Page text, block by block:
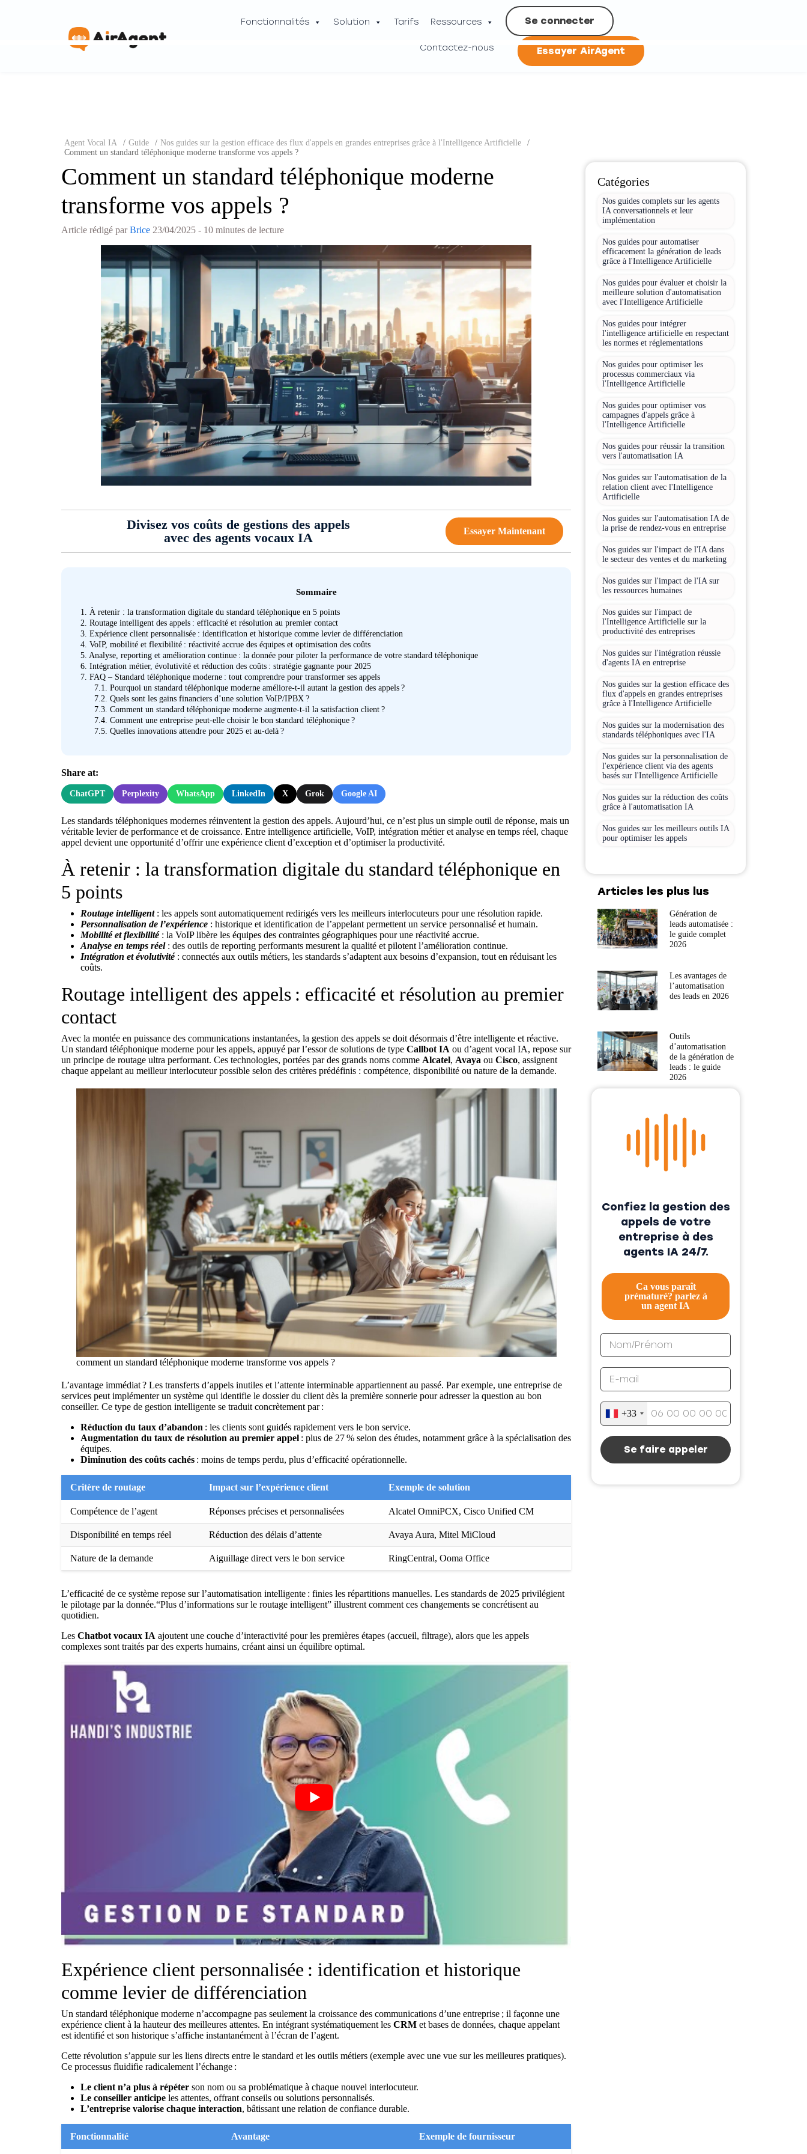
Fonctionnalités Solution Tarifs Ressources
Contactez-nous
Se connecter
Essayer AirAgent
Agent Vocal IA / Guide / Nos guides sur la gestion efficace des flux d'appels en grandes entreprises grâce à l'Intelligence Artificielle
/
Comment un standard téléphonique moderne transforme vos appels ?
Comment un standard téléphonique moderne
transforme vos appels ?
Article rédigé parBrice 23/04/2025 - 10 minutes de lecture
Divisez vos coûts de gestions des appels
avec des agents vocaux IA
Essayer Maintenant
Sommaire
1. À retenir : la transformation digitale du standard téléphonique en 5 points
2. Routage intelligent des appels : efficacité et résolution au premier contact
3. Expérience client personnalisée : identification et historique comme levier de différenciation
4. VoIP, mobilité et flexibilité : réactivité accrue des équipes et optimisation des coûts
5. Analyse, reporting et amélioration continue : la donnée pour piloter la performance de votre standard téléphonique
6. Intégration métier, évolutivité et réduction des coûts : stratégie gagnante pour 2025
7. FAQ – Standard téléphonique moderne : tout comprendre pour transformer ses appels
7.1. Pourquoi un standard téléphonique moderne améliore-t-il autant la gestion des appels ?
7.2. Quels sont les gains financiers d’une solution VoIP/IPBX ?
7.3. Comment un standard téléphonique moderne augmente-t-il la satisfaction client ?
7.4. Comment une entreprise peut-elle choisir le bon standard téléphonique ?
7.5. Quelles innovations attendre pour 2025 et au-delà ?
Share at:
ChatGPT Perplexity WhatsApp LinkedIn X Grok Google AI
Les standards téléphoniques modernes réinventent la gestion des appels. Aujourd’hui, ce n’est plus un simple outil de réponse, mais un
véritable levier de performance et de croissance. Entre intelligence artificielle, VoIP, intégration métier et analyse en temps réel, chaque
appel devient une opportunité d’offrir une expérience client d’exception et d’optimiser la productivité.
À retenir : la transformation digitale du standard téléphonique en
5 points
Routage intelligent: les appels sont automatiquement redirigés vers les meilleurs interlocuteurs pour une résolution rapide.
Personnalisation de l’expérience : historique et identification de l’appelant permettent un service personnalisé et humain.
Mobilité et flexibilité: la VoIP libère les équipes des contraintes géographiques pour une réactivité accrue.
Analyse en temps réel: des outils de reporting performants mesurent la qualité et pilotent l’amélioration continue.
Intégration et évolutivité: connectés aux outils métiers, les standards s’adaptent aux besoins d’expansion, tout en réduisant les
coûts.
Routage intelligent des appels : efficacité et résolution au premier
contact
Avec la montée en puissance des communications instantanées, la gestion des appels se doit désormais d’être intelligente et réactive.
Un standard téléphonique moderne pour les appels, appuyé par l’essor de solutions de type Callbot IA ou d’agent vocal IA, repose sur
un principe de routage ultra performant. Ces technologies, portées par des grands noms comme Alcatel, Avaya ou Cisco, assignent
chaque appelant au meilleur interlocuteur possible selon des critères prédéfinis : compétence, disponibilité ou nature de la demande.
comment un standard téléphonique moderne transforme vos appels ?
L’avantage immédiat ? Les transferts d’appels inutiles et l’attente interminable appartiennent au passé. Par exemple, une entreprise de
services peut implémenter un système qui identifie le dossier du client dès la première sonnerie pour adresser la question au bon
conseiller. Ce type de gestion intelligente se traduit concrètement par :
Réduction du taux d’abandon : les clients sont guidés rapidement vers le bon service.
Augmentation du taux de résolution au premier appel : plus de 27 % selon des études, notamment grâce à la spécialisation des
équipes.
Diminution des coûts cachés : moins de temps perdu, plus d’efficacité opérationnelle.
Critère de routage Impact sur l’expérience client Exemple de solution
Compétence de l’agent Réponses précises et personnalisées Alcatel OmniPCX, Cisco Unified CM
Disponibilité en temps réel Réduction des délais d’attente Avaya Aura, Mitel MiCloud
Nature de la demande Aiguillage direct vers le bon service RingCentral, Ooma Office
L’efficacité de ce système repose sur l’automatisation intelligente : finies les répartitions manuelles. Les standards de 2025 privilégient
le pilotage par la donnée.“Plus d’informations sur le routage intelligent” illustrent comment ces changements se concrétisent au
quotidien.
Les Chatbot vocaux IA ajoutent une couche d’interactivité pour les premières étapes (accueil, filtrage), alors que les appels
complexes sont traités par des experts humains, créant ainsi un équilibre optimal.
Expérience client personnalisée : identification et historique
comme levier de différenciation
Un standard téléphonique moderne n’accompagne pas seulement la croissance des communications d’une entreprise ; il façonne une
expérience client à la hauteur des meilleures attentes. En intégrant systématiquement les CRM et bases de données, chaque appelant
est identifié et son historique s’affiche instantanément à l’écran de l’agent.
Cette révolution s’appuie sur les liens directs entre le standard et les outils métiers (exemple avec une vue sur les meilleures pratiques).
Ce processus fluidifie radicalement l’échange :
Le client n’a plus à répéter son nom ou sa problématique à chaque nouvel interlocuteur.
Le conseiller anticipe les attentes, offrant conseils ou solutions personnalisés.
L’entreprise valorise chaque interaction, bâtissant une relation de confiance durable.
Fonctionnalité Avantage Exemple de fournisseur
Catégories
Nos guides complets sur les agents
IA conversationnels et leur
implémentation
Nos guides pour automatiser
efficacement la génération de leads
grâce à l'Intelligence Artificielle
Nos guides pour évaluer et choisir la
meilleure solution d'automatisation
avec l'Intelligence Artificielle
Nos guides pour intégrer
l'intelligence artificielle en respectant
les normes et réglementations
Nos guides pour optimiser les
processus commerciaux via
l'Intelligence Artificielle
Nos guides pour optimiser vos
campagnes d'appels grâce à
l'Intelligence Artificielle
Nos guides pour réussir la transition
vers l'automatisation IA
Nos guides sur l'automatisation de la
relation client avec l'Intelligence
Artificielle
Nos guides sur l'automatisation IA de
la prise de rendez-vous en entreprise
Nos guides sur l'impact de l'IA dans
le secteur des ventes et du marketing
Nos guides sur l'impact de l'IA sur
les ressources humaines
Nos guides sur l'impact de
l'Intelligence Artificielle sur la
productivité des entreprises
Nos guides sur l'intégration réussie
d'agents IA en entreprise
Nos guides sur la gestion efficace des
flux d'appels en grandes entreprises
grâce à l'Intelligence Artificielle
Nos guides sur la modernisation des
standards téléphoniques avec l'IA
Nos guides sur la personnalisation de
l'expérience client via des agents
basés sur l'Intelligence Artificielle
Nos guides sur la réduction des coûts
grâce à l'automatisation IA
Nos guides sur les meilleurs outils IA
pour optimiser les appels
Articles les plus lus
Génération de
leads automatisée :
le guide complet
2026
Les avantages de
l’automatisation
des leads en 2026
Outils
d’automatisation
de la génération de
leads : le guide
2026
Confiez la gestion des
appels de votre
entreprise à des
agents IA 24/7.
Ca vous paraît
prématuré? parlez à
un agent IA
+33
Se faire appeler